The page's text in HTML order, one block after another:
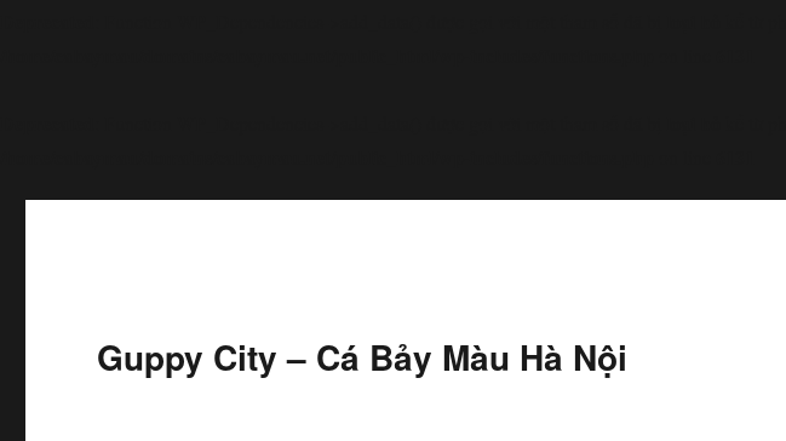
Guppy City – Cá Bảy Màu Hà Nội